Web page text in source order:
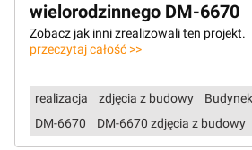
wielorodzinnego DM-6670
Zobacz jak inni zrealizowali ten projekt.
przeczytaj całość >>
realizacja zdjęcia z budowy
DM-6670
DM-6670 zdjęcia z budowy